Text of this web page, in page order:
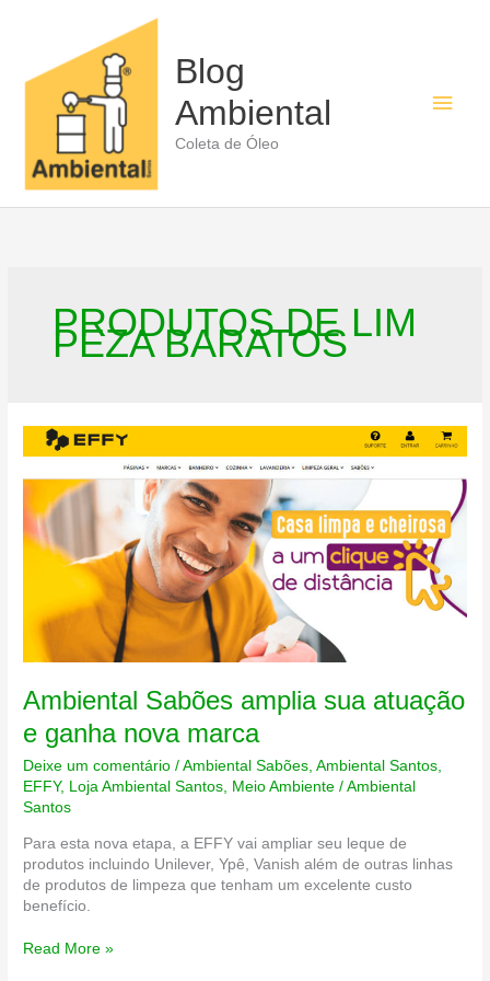
conteúdo
Blog
Ambiental
Coleta de Óleo
PRODUTOS DE LIM
PEZA BARATOS
Ambiental Sabões amplia sua atuação
e ganha nova marca
Deixe um comentário /Ambiental Sabões ,Ambiental Santos
EFFY, Loja Ambiental Santos Meio Ambiente /Ambiental
Santos
Para esta nova etapa, a EFFY vai ampliar seu leque de
produtos incluindo Unilever, Ypê, Vanish além de outras linhas
de produtos de limpeza que tenham um excelente custo
benefício.
Ambiental
Read More »